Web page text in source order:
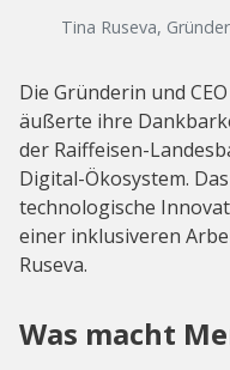
Tina Ruseva,
Die Gründerin und
äußerte ihre
der Raiffeisen-
Digital-Ökosystem.
technologische
einer inklusiveren
Ruseva.
Was macht